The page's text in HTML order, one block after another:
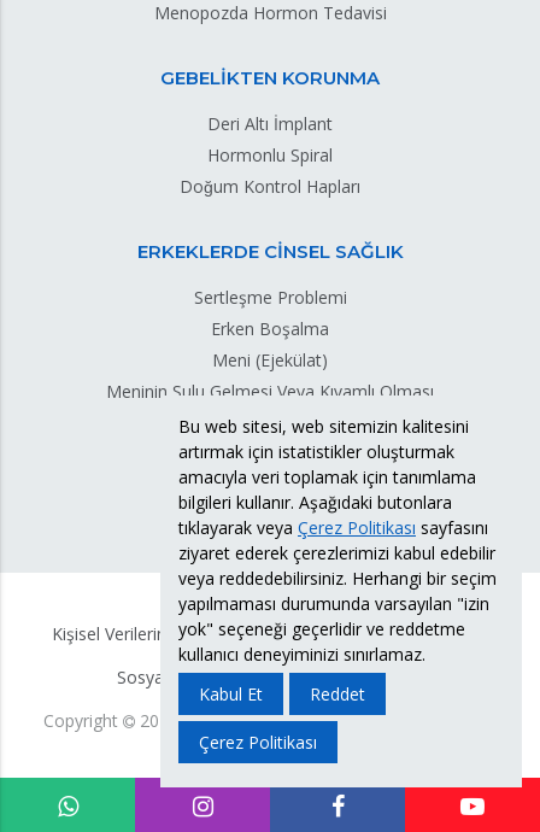
Menopozda Hormon Tedavisi
GEBELİKTEN KORUNMA
Deri Altı İmplant
Hormonlu Spiral
Doğum Kontrol Hapları
ERKEKLERDE CİNSEL SAĞLIK
Sertleşme Problemi
Erken Boşalma
Meni (Ejekülat)
Meninin Sulu Gelmesi Veya Kıvamlı Olması
Meni Sızıntısı
Testis Torsiyonu
Kişisel Verilerin Korunması Politikası
KVKK Bilgi Formu
Sosyal Medya Hesabı Aydınlatma Metni
Copyright
2026Doç. Dr. Süleyman Eserdağ.
Saklıdır.Yasal Uyarı
Bu web sitesi, web sitemizin kalitesini
artırmak için istatistikler oluşturmak
amacıyla veri toplamak için tanımlama
bilgileri kullanır. Aşağıdaki butonlara
tıklayarak veya Çerez Politikası sayfasını
ziyaret ederek çerezlerimizi kabul edebilir
veya reddedebilirsiniz. Herhangi bir seçim
yapılmaması durumunda varsayılan "izin
yok" seçeneği geçerlidir ve reddetme
kullanıcı deneyiminizi sınırlamaz.
Kabul Et
Reddet
Çerez Politikası